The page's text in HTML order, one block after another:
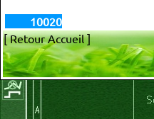
10020
[ Retour Accueil ]